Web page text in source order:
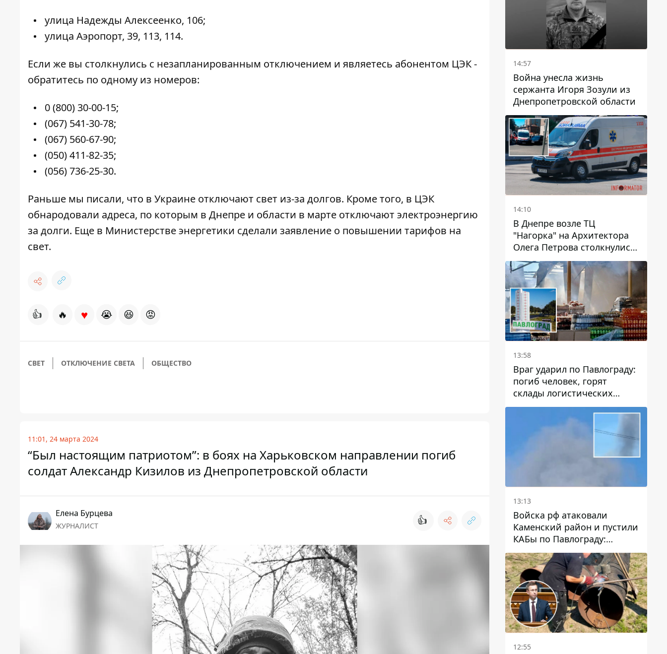
улица Надежды Алексеенко, 106;
улица Аэропорт, 39, 113, 114.
Если же вы столкнулись с незапланированным отключением и являетесь абонентом ЦЭК -
обратитесь по одному из номеров:
0 (800) 30-00-15;
(067) 541-30-78;
(067) 560-67-90;
(050) 411-82-35;
(056) 736-25-30.
Раньше мы писали, что в Украине отключают свет из-за долгов. Кроме того, в ЦЭК
обнародовали адреса, по которым в Днепре и области в марте отключают электроэнергию
за долги. Еще в Министерстве энергетики сделали заявление о повышении тарифов на
свет.
👍 🔥 ♥ 😭 😆 😡
СВЕТ ОТКЛЮЧЕНИЕ СВЕТА ОБЩЕСТВО
11:01, 24 марта 2024
“Был настоящим патриотом”: в боях на Харьковском направлении погиб
солдат Александр Кизилов из Днепропетровской области
Елена Бурцева
ЖУРНАЛИСТ 👍
14:57
Война унесла жизнь
сержанта Игоря Зозули из
Днепропетровской области
14:10
В Днепре возле ТЦ
"Нагорка" на Архитектора
Олега Петрова столкнулись
"скорая" и Toyota: трамваи
№5 задерживаются
13:58
Враг ударил по Павлограду:
погиб человек, горят
склады логистических
компаний и магазина
13:13
Войска рф атаковали
Каменский район и пустили
КАБы по Павлограду:
пострадал мужчина, в небо
поднимается столб дыма
12:55